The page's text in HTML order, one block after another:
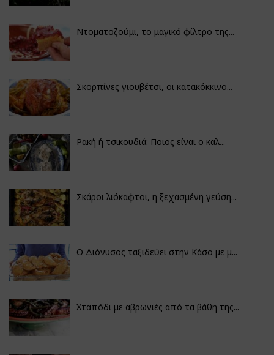
Ντοματοζούμι, το μαγικό φίλτρο της...
Σκορπίνες γιουβέτσι, οι κατακόκκινο...
Ρακή ή τσικουδιά: Ποιος είναι ο καλ...
Σκάροι λιόκαφτοι, η ξεχασμένη γεύση...
Ο Διόνυσος ταξιδεύει στην Κάσο με μ...
Χταπόδι με αβρωνιές από τα βάθη της...